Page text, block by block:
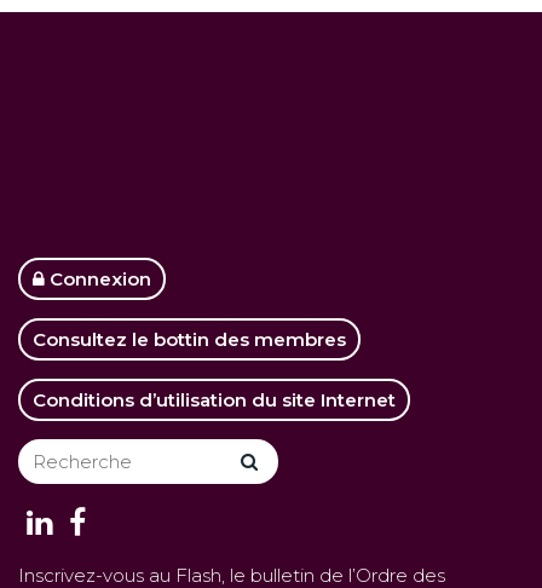
Connexion
Consultez le bottin des membres
Conditions d’utilisation du site Internet
Inscrivez-vous au Flash, le bulletin de l’Ordre des